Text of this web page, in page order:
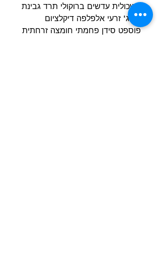
אשכולית עדשים ברוקולי תרד גבינת
קוטג' זרעי אלפלפה דיקלציום
פוספט סידן פחמתי חומצה זרחתית